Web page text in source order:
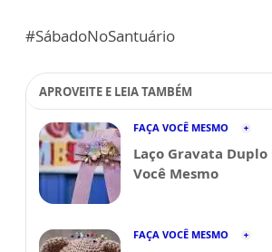
#SábadoNoSantuário
APROVEITE E LEIA TAMBÉM
FAÇA VOCÊ MESMO
Laço Gravata Duplo
Você Mesmo
FAÇA VOCÊ MESMO